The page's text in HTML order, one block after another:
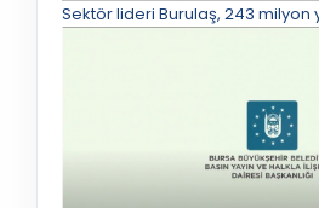
Sektör lideri Burulaş, 243 milyon